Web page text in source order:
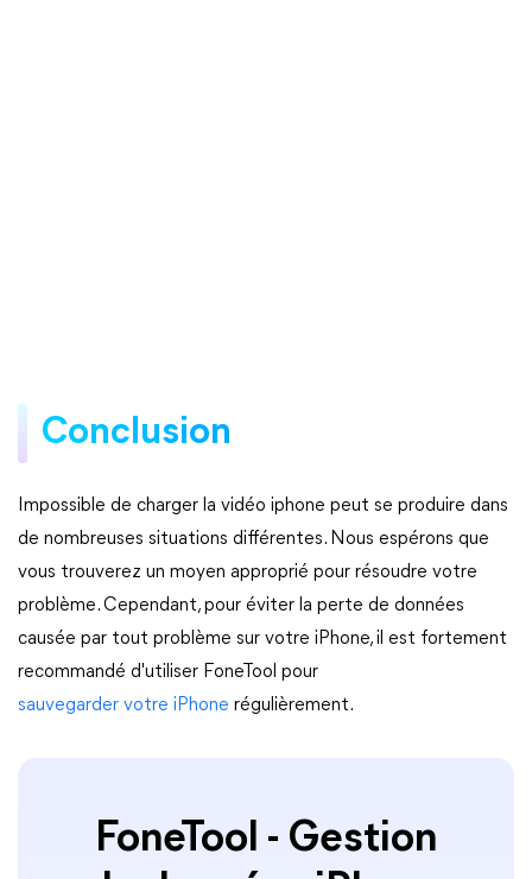
Conclusion
Impossible de charger la vidéo iphone peut se produire dans
de nombreuses situations différentes. Nous espérons que
vous trouverez un moyen approprié pour résoudre votre
problème. Cependant, pour éviter la perte de données
causée par tout problème sur votre iPhone, il est fortement
recommandé d'utiliser FoneTool pour
sauvegarder votre iPhone régulièrement.
FoneTool - Gestion